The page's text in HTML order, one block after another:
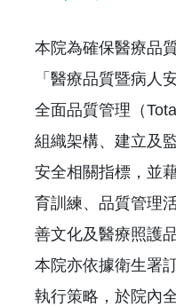
本院為確保醫療品
「醫療品質暨病人
全面品質管理（
組織架構、建立及
安全相關指標，並
育訓練、品質管理
善文化及醫療照護品
本院亦依據衛生署
執行策略，於院內